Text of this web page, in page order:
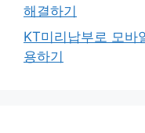
해결하기
KT미리납부로 모바
용하기